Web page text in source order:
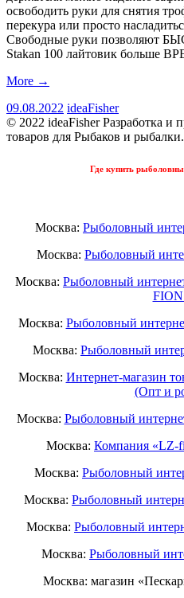
освободить руки для снятия
перекура или просто
Свободные руки позволяют
Stakan 100 лайтовик больше
More →
09.08.2022 ideaFisher
© 2022 ideaFisher Разработка и
товаров для Рыбаков и рыбалки.
Где купить
Москва: Рыболовный
Москва: Рыболовный
Москва: Рыболовный
Москва: Рыболовный
Москва: Рыболовный
Москва: Интернет-магазин
(Опт и
Москва: Рыболовный
Москва: Компания «LZ-
Москва: Рыболовный
Москва: Рыболовный
Москва: Рыболовный
Москва: Рыболовный
Москва: магазин